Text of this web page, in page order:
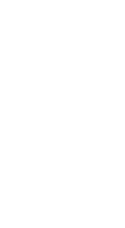
61A9MBR1BR